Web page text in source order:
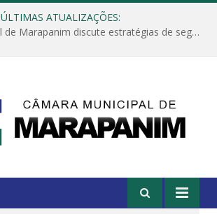
ÚLTIMAS ATUALIZAÇÕES:
Câmara Municipal de Marapanim discute estratégias de segurança com autoridades e poder executivo